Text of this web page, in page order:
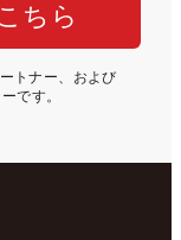
ちら
トナー、および
です。